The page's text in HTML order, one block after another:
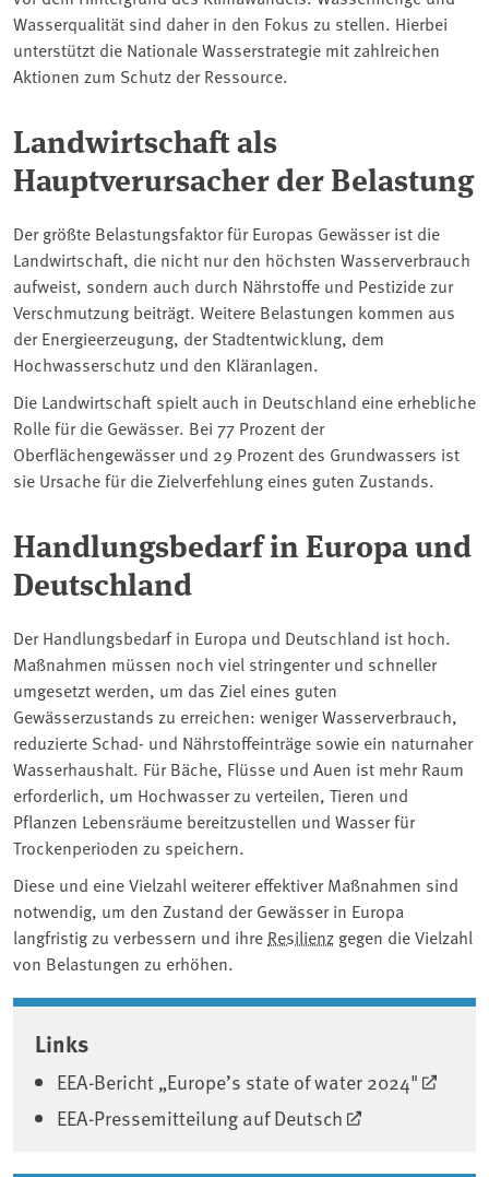
Wasserqualität sind daher in den Fokus zu stellen. Hierbei
unterstützt die Nationale Wasserstrategie mit zahlreichen
Aktionen zum Schutz der Ressource.
Landwirtschaft als
Hauptverursacher der Belastung
Der größte Belastungsfaktor für Europas Gewässer ist die
Landwirtschaft, die nicht nur den höchsten Wasserverbrauch
aufweist, sondern auch durch Nährstoffe und Pestizide zur
Verschmutzung beiträgt. Weitere Belastungen kommen aus
der Energieerzeugung, der Stadtentwicklung, dem
Hochwasserschutz und den Kläranlagen.
Die Landwirtschaft spielt auch in Deutschland eine erhebliche
Rolle für die Gewässer. Bei 77 Prozent der
Oberflächengewässer und 29 Prozent des Grundwassers ist
sie Ursache für die Zielverfehlung eines guten Zustands.
Handlungsbedarf in Europa und
Deutschland
Der Handlungsbedarf in Europa und Deutschland ist hoch.
Maßnahmen müssen noch viel stringenter und schneller
umgesetzt werden, um das Ziel eines guten
Gewässerzustands zu erreichen: weniger Wasserverbrauch,
reduzierte Schad- und Nährstoffeinträge sowie ein naturnaher
Wasserhaushalt. Für Bäche, Flüsse und Auen ist mehr Raum
erforderlich, um Hochwasser zu verteilen, Tieren und
Pflanzen Lebensräume bereitzustellen und Wasser für
Trockenperioden zu speichern.
Diese und eine Vielzahl weiterer effektiver Maßnahmen sind
notwendig, um den Zustand der Gewässer in Europa
langfristig zu verbessern und ihre Resilienz gegen die Vielzahl
von Belastungen zu erhöhen.
Associated content
Links
EEA-Bericht „Europe’s state of water 2024"
EEA-Pressemitteilung auf Deutsch